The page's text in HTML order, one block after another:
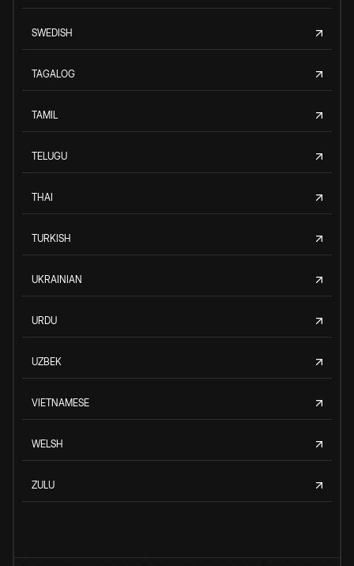
SWEDISH
TAGALOG
TAMIL
TELUGU
THAI
TURKISH
UKRAINIAN
URDU
UZBEK
VIETNAMESE
WELSH
ZULU